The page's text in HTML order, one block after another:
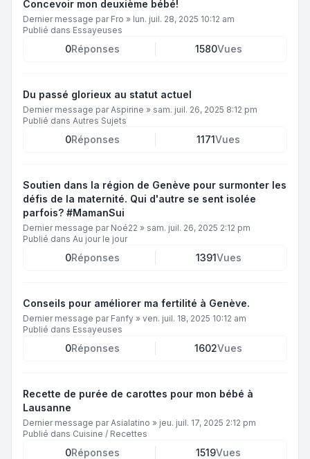
Concevoir mon deuxième bébé!
Dernier message par Fro » lun. juil. 28, 2025 10:12 am
Publié dans Essayeuses
0Réponses 1580Vues
Du passé glorieux au statut actuel
Dernier message parAspirine » sam. juil. 26, 2025 8:12 pm
Publié dans Autres Sujets
0Réponses 1171Vues
Soutien dans la région de Genève pour surmonter les
défis de la maternité. Qui d'autre se sent isolée
parfois? #MamanSui
Dernier message par Noé22 » sam. juil. 26, 2025 2:12 pm
Publié dans Au jour le jour
0Réponses 1391Vues
Conseils pour améliorer ma fertilité à Genève.
Dernier message par Fanfy » ven. juil. 18, 2025 10:12 am
Publié dans Essayeuses
0Réponses 1602Vues
Recette de purée de carottes pour mon bébé à
Lausanne
Dernier message parAsialatino » jeu. juil. 17, 2025 2:12 pm
Publié dans Cuisine / Recettes
0Réponses 1519Vues